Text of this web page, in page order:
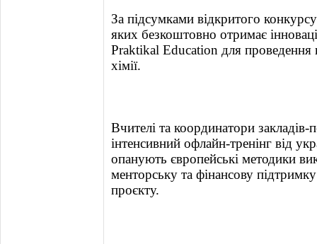
За підсумками відкритого
яких безкоштовно отримає
Praktikal Education для проведення
хімії.
Вчителі та координатори
інтенсивний офлайн-тренінг від
опанують європейські методики
менторську та фінансову
проєкту.